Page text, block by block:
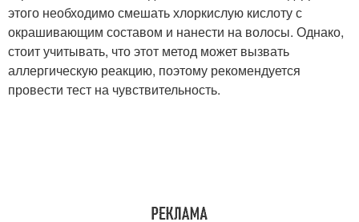
этого необходимо смешать хлоркислую кислоту с
окрашивающим составом и нанести на волосы. Однако,
стоит учитывать, что этот метод может вызвать
аллергическую реакцию, поэтому рекомендуется
провести тест на чувствительность.